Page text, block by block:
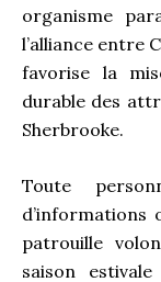
organisme
l’alliance entre
favorise la
durable des
Sherbrooke.
Toute
patrouille
saison